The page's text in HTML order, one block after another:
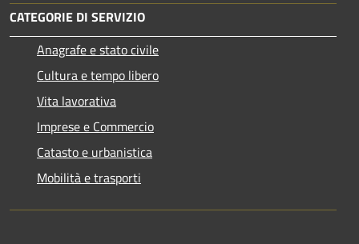
CATEGORIE DI SERVIZIO
Anagrafe e stato civile
Cultura e tempo libero
Vita lavorativa
Imprese e Commercio
Catasto e urbanistica
Mobilità e trasporti